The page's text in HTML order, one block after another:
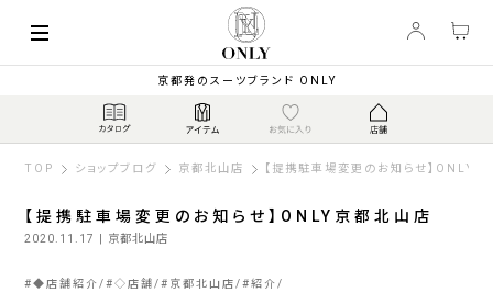
京都発のスーツブランド ONLY
TOP ショップブログ 京都北山店 【提携駐車場変更のお知らせ】ONLY
【提携駐車場変更のお知らせ】ONLY京都北山店
2020.11.17 | 京都北山店
#◆店舗紹介 #◇店舗 # 京都北山店 #紹介